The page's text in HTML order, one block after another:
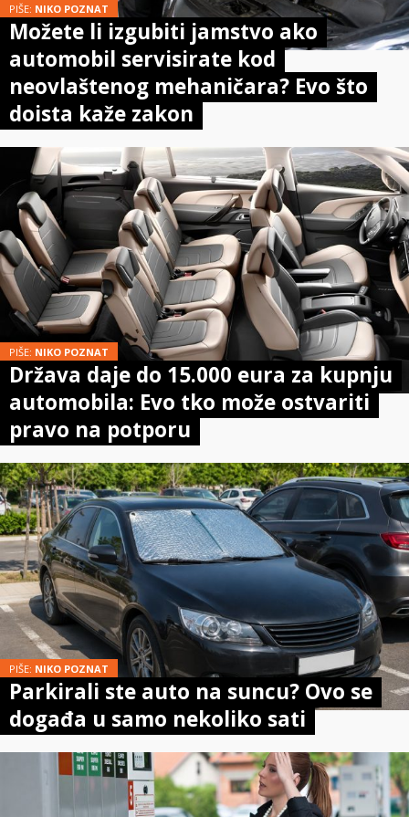
PIŠE: NIKO POZNAT
Možete li izgubiti jamstvo ako
automobil servisirate kod
neovlaštenog mehaničara? Evo što
doista kaže zakon
PIŠE: NIKO POZNAT
Država daje do 15.000 eura za kupnju
automobila: Evo tko može ostvariti
pravo na potporu
PIŠE: NIKO POZNAT
Parkirali ste auto na suncu? Ovo se
događa u samo nekoliko sati